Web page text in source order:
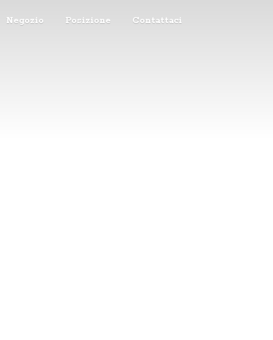
Negozio Posizione Contattaci